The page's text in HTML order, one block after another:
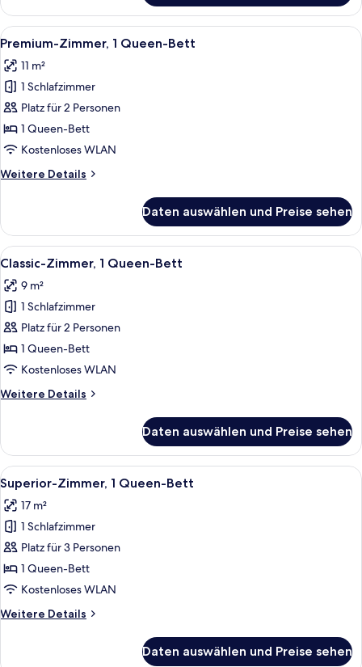
Zimmer,
Queen-
Alle
Fotos
für
Premium-
Zimmer,
1
Queen-
anzeigen
Ein Schlafzimmer mit einem Bett,
19
Premium-Zimmer, 1 Queen-Bett
11 m²
1 Schlafzimmer
Platz für 2 Personen
1 Queen-Bett
Kostenloses WLAN
Weitere Details
Weitere
Zimmer,
Queen-
Daten auswählen und Preise sehen
Alle
Fotos
für
Classic-
Zimmer,
1
Queen-
anzeigen
Ein Hotelzimmer mit Bett,
17
Classic-Zimmer, 1 Queen-Bett
9 m²
1 Schlafzimmer
Platz für 2 Personen
1 Queen-Bett
Kostenloses WLAN
Weitere Details
Weitere
Zimmer,
Queen-
Bett
Daten auswählen und Preise sehen
Alle
Fotos
für
Superior-
Zimmer,
1
Queen-
anzeigen
Ein Zimmer mit einem großen
17
Superior-Zimmer, 1 Queen-Bett
17 m²
1 Schlafzimmer
Platz für 3 Personen
1 Queen-Bett
Kostenloses WLAN
Weitere Details
Weitere
Daten auswählen und Preise sehen